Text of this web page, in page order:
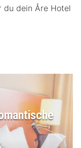
du dein Åre Hotel